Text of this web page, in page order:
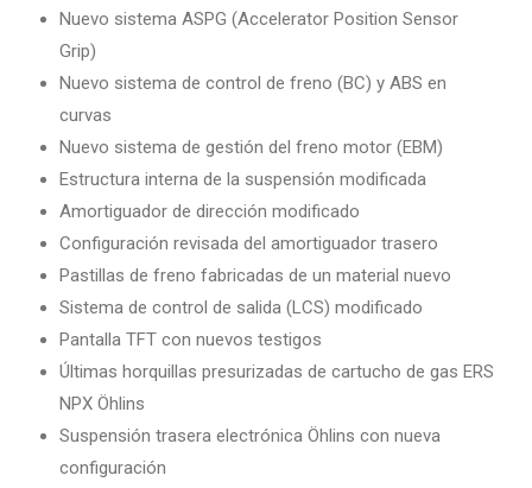
Nuevo sistema ASPG (Accelerator Position Sensor
Grip)
Nuevo sistema de control de freno (BC) y ABS en
curvas
Nuevo sistema de gestión del freno motor (EBM)
Estructura interna de la suspensión modificada
Amortiguador de dirección modificado
Configuración revisada del amortiguador trasero
Pastillas de freno fabricadas de un material nuevo
Sistema de control de salida (LCS) modificado
Pantalla TFT con nuevos testigos
Últimas horquillas presurizadas de cartucho de gas ERS
NPX Öhlins
Suspensión trasera electrónica Öhlins con nueva
configuración